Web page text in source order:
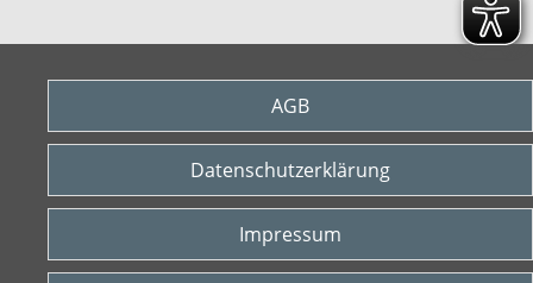
AGB
Datenschutzerklärung
Impressum